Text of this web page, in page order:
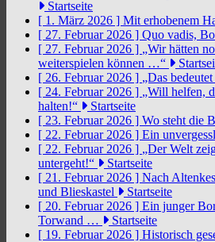
Startseite
[ 1. März 2026 ] Mit erhobenem
[ 27. Februar 2026 ] Quo vadis,
[ 27. Februar 2026 ] „Wir hätten
weiterspielen können …“
[ 26. Februar 2026 ] „Das
[ 24. Februar 2026 ] „Will helfen,
halten!“
Startseite
[ 23. Februar 2026 ] Wo steht die
[ 22. Februar 2026 ] Ein
[ 22. Februar 2026 ] „Der Welt
untergeht!“
Startseite
[ 21. Februar 2026 ] Nach
und Blieskastel
Startseite
[ 20. Februar 2026 ] Ein junger
Torwand …
Startseite
[ 19. Februar 2026 ] Historisch